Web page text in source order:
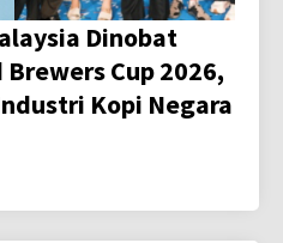
Dinobat
Cup 2026,
Kopi Negara